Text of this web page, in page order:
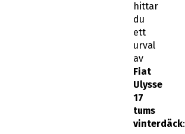
hittar
du
ett
urval
av
Fiat
Ulysse
17
tums
vinterdäck: